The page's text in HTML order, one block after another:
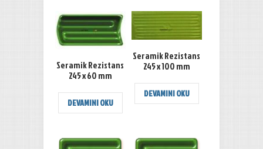
Seramik Rezistans
245 x 60 mm
DEVAMINI OKU
Seramik Rezistans
245 x 100 mm
DEVAMINI OKU